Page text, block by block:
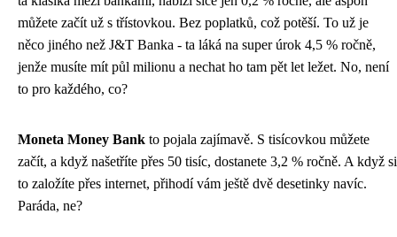
můžete začít už s třístovkou. Bez poplatků, což potěší. To už je
něco jiného než J&T Banka - ta láká na super úrok 4,5 % ročně,
jenže musíte mít půl milionu a nechat ho tam pět let ležet. No, není
to pro každého, co?
Moneta Money Bank to pojala zajímavě. S tisícovkou můžete
začít, a když našetříte přes 50 tisíc, dostanete 3,2 % ročně. A když si
to založíte přes internet, přihodí vám ještě dvě desetinky navíc.
Paráda, ne?